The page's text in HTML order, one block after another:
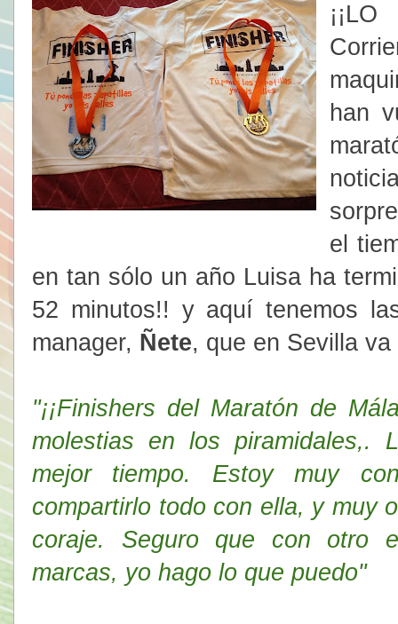
han
el
en tan sólo un año Luisa ha
52 minutos!! y aquí tenemos
manager, Ñete, que en Sevilla
"¡¡Finishers del Maratón de
molestias en los piramidales,.
mejor tiempo. Estoy muy
compartirlo todo con ella, y muy
coraje. Seguro que con otro
marcas, yo hago lo que puedo"